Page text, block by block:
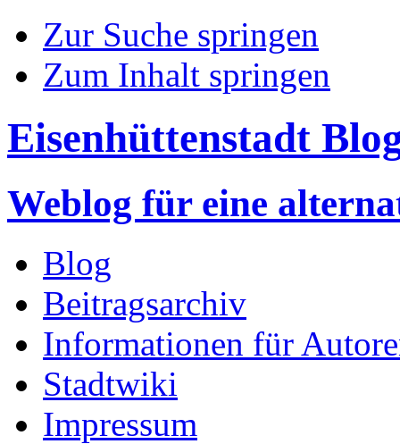
Zur Suche springen
Zum Inhalt springen
Eisenhüttenstadt
Weblog für eine
Blog
Beitragsarchiv
Informationen für
Stadtwiki
Impressum